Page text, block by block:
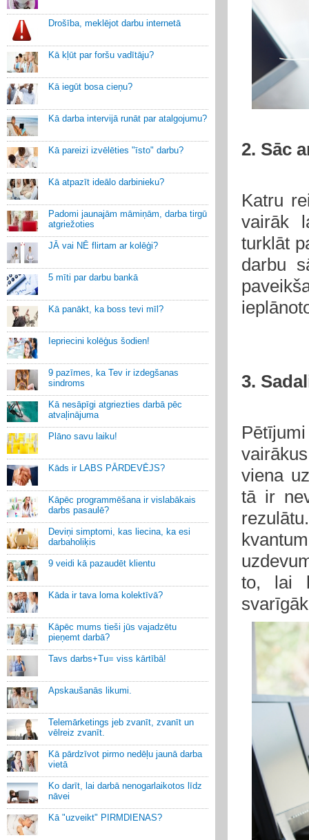
Drošība, meklējot darbu internetā
Kā kļūt par foršu vadītāju?
Kā iegūt bosa cieņu?
Kā darba intervijā runāt par atalgojumu?
Kā pareizi izvēlēties "īsto" darbu?
Kā atpazīt ideālo darbinieku?
Padomi jaunajām māmiņām, darba tirgū
atgriežoties
JĀ vai NĒ flirtam ar kolēģi?
5 mīti par darbu bankā
Kā panākt, ka boss tevi mīl?
Iepriecini kolēģus šodien!
9 pazīmes, ka Tev ir izdegšanas
sindroms
Kā nesāpīgi atgriezties darbā pēc
atvaļinājuma
Plāno savu laiku!
Kāds ir LABS PĀRDEVĒJS?
Kāpēc programmēšana ir vislabākais
darbs pasaulē?
Deviņi simptomi, kas liecina, ka esi
darbaholiķis
9 veidi kā pazaudēt klientu
Kāda ir tava loma kolektīvā?
Kāpēc mums tieši jūs vajadzētu
pieņemt darbā?
Tavs darbs+Tu= viss kārtībā!
Apskaušanās likumi.
Telemārketings jeb zvanīt, zvanīt un
vēlreiz zvanīt.
Kā pārdzīvot pirmo nedēļu jaunā darba
vietā
Ko darīt, lai darbā nenogarlaikotos līdz
nāvei
Kā "uzveikt" PIRMDIENAS?
2. Sāc
Katru
vairāk
turklāt
darbu
3.
viena
tā ir
to, lai